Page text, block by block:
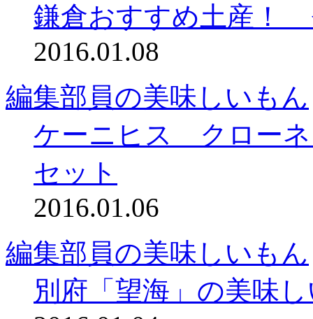
鎌倉おすすめ土産！
2016.01.08
編集部員の美味しいもん
ケーニヒス クロー
セット
2016.01.06
編集部員の美味しいもん
別府「望海」の美味